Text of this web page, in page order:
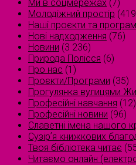
Ми в соцмережах (7)
Молодіжний простір
Наші проєкти та
Нові надходження (76)
Новини (3 236)
Природа Полісся (6)
Про нас (1)
Проєкти/Програми (35)
Прогулянка вулицями
Професійні навчання (12)
Професійні новини (96)
Славетні імена нашого
Сузірʼя книжкових
Твоя бібліотека читає
Читаємо онлайн